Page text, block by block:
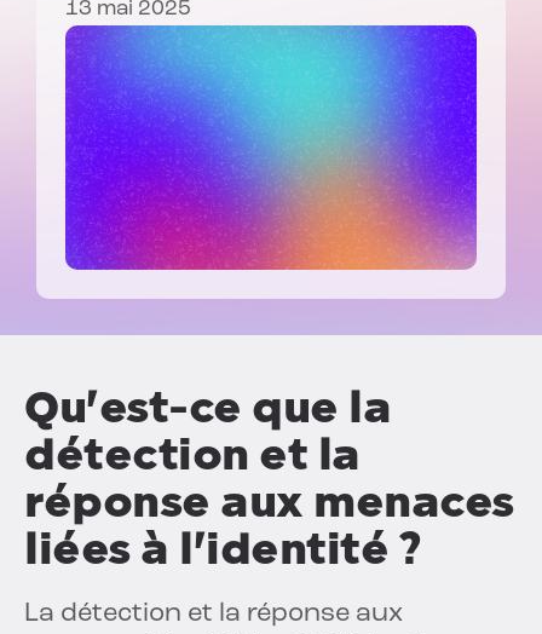
13 mai 2025
Qu'est-ce que la
détection et la
réponse aux menaces
liées à l'identité ?
La détection et la réponse aux